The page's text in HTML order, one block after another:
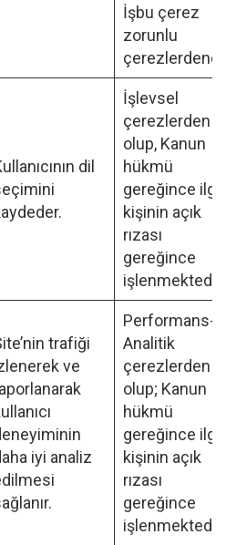
İşbu çerez
zorunlu
dil
İşlevsel
çerezlerden
olup, Kanun
hükmü
gereğince ilgili
kişinin açık
rızası
gereğince
trafiği
ve
iyi analiz
Performans-
Analitik
çerezlerden
olup; Kanun
hükmü
gereğince ilgili
kişinin açık
rızası
gereğince